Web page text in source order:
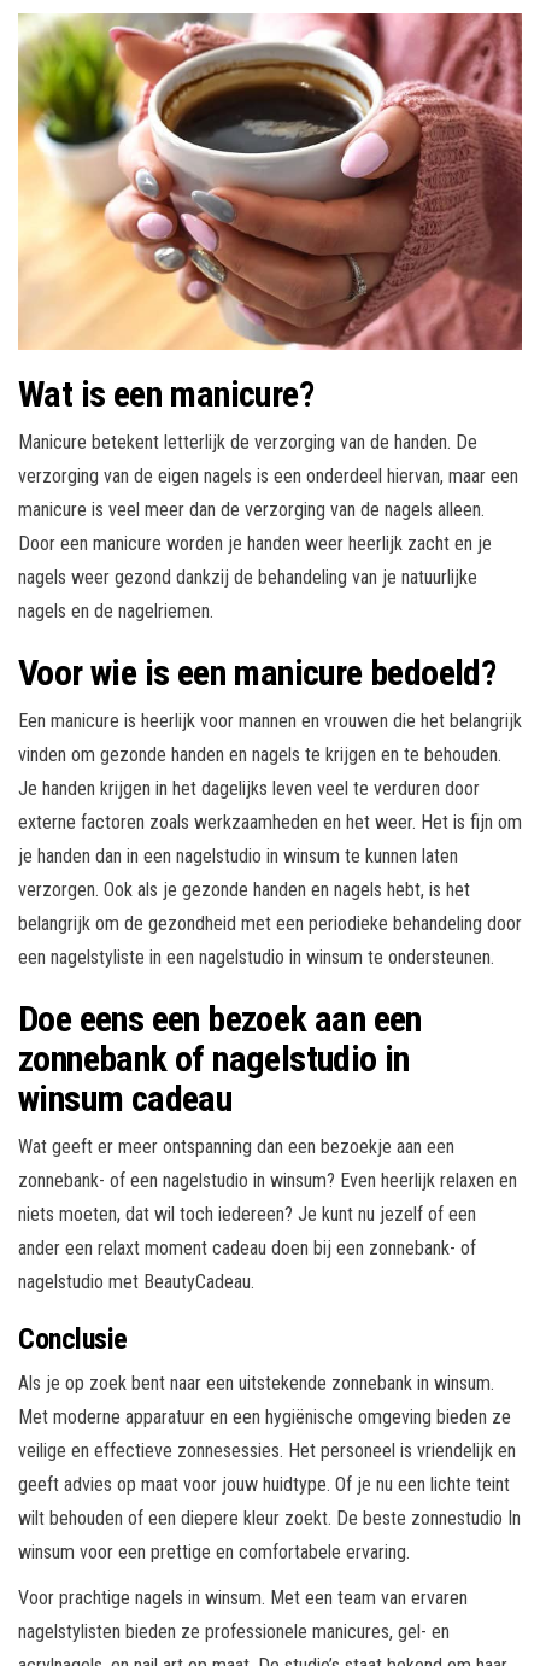
Wat is een manicure?
Manicure betekent letterlijk de verzorging van de handen. De
verzorging van de eigen nagels is een onderdeel hiervan, maar een
manicure is veel meer dan de verzorging van de nagels alleen.
Door een manicure worden je handen weer heerlijk zacht en je
nagels weer gezond dankzij de behandeling van je natuurlijke
nagels en de nagelriemen.
Voor wie is een manicure bedoeld?
Een manicure is heerlijk voor mannen en vrouwen die het belangrijk
vinden om gezonde handen en nagels te krijgen en te behouden.
Je handen krijgen in het dagelijks leven veel te verduren door
externe factoren zoals werkzaamheden en het weer. Het is fijn om
je handen dan in een nagelstudio in winsum te kunnen laten
verzorgen. Ook als je gezonde handen en nagels hebt, is het
belangrijk om de gezondheid met een periodieke behandeling door
een nagelstyliste in een nagelstudio in winsum te ondersteunen.
Doe eens een bezoek aan een
zonnebank of nagelstudio in
winsum cadeau
Wat geeft er meer ontspanning dan een bezoekje aan een
zonnebank- of een nagelstudio in winsum? Even heerlijk relaxen en
niets moeten, dat wil toch iedereen? Je kunt nu jezelf of een
ander een relaxt moment cadeau doen bij een zonnebank- of
nagelstudio met BeautyCadeau.
Conclusie
Als je op zoek bent naar een uitstekende zonnebank in winsum.
Met moderne apparatuur en een hygiënische omgeving bieden ze
veilige en effectieve zonnesessies. Het personeel is vriendelijk en
geeft advies op maat voor jouw huidtype. Of je nu een lichte teint
wilt behouden of een diepere kleur zoekt. De beste zonnestudio In
winsum voor een prettige en comfortabele ervaring.
Voor prachtige nagels in winsum. Met een team van ervaren
nagelstylisten bieden ze professionele manicures, gel- en